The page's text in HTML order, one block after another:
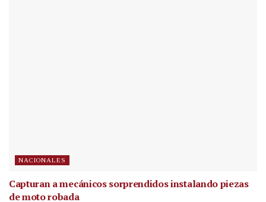
NACIONALES
Capturan a mecánicos sorprendidos instalando piezas
de moto robada